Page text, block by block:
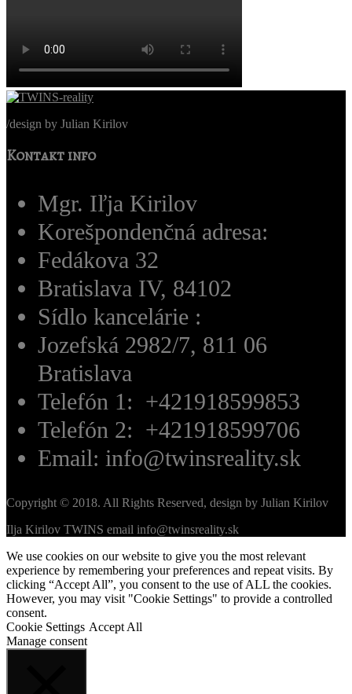
/design by Julian Kirilov
Kontakt info
Mgr. Iľja Kirilov
Korešpondenčná adresa:
Fedákova 32
Bratislava IV, 84102
Sídlo kancelárie :
Jozefská 2982/7, 811 06
Bratislava
Telefón 1: +421918599853
Telefón 2: +421918599706
Email: info@twinsreality.sk
Copyright © 2018. All Rights Reserved, design by Julian Kirilov
Ilja Kirilov TWINS email info@twinsreality.sk
We use cookies on our website to give you the most relevant
experience by remembering your preferences and repeat visits. By
clicking “Accept All”, you consent to the use of ALL the cookies.
However, you may visit "Cookie Settings" to provide a controlled
consent.
Cookie Settings Accept All
Manage consent